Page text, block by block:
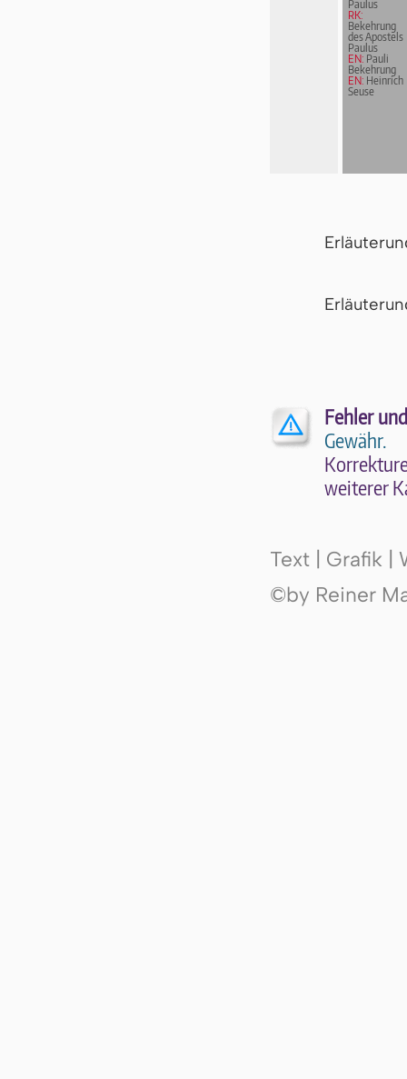
Paulus
RK:
Bekehrung
des Apostels
Paulus
EN: Pauli
Bekehrung
EN: Heinrich
Seuse
Fehler
Gewähr.
wei­te­rer
Text | Grafik |
©by Reiner